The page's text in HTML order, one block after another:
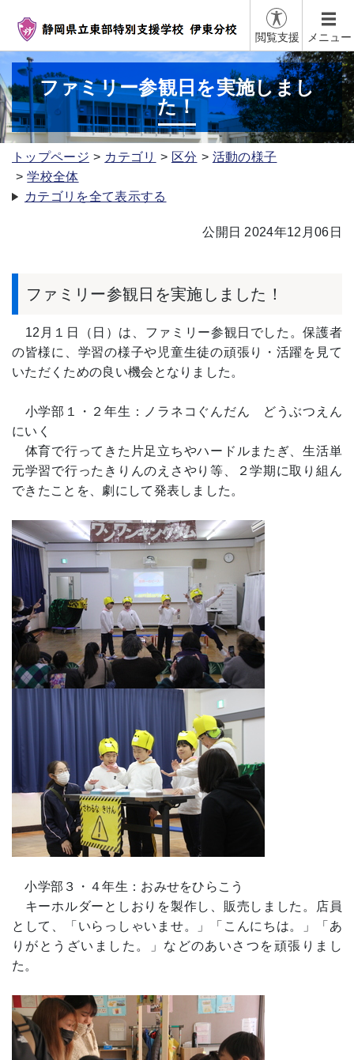
閲覧支援 メニュー
ファミリー参観日を実施しまし
た！
トップページ カテゴリ 区分
活動の様子
学校全体
カテゴリを全て表示する
公開日 2024年12月06日
ファミリー参観日を実施しました！
12月１日（日）は、ファミリー参観日でした。保護者
の皆様に、学習の様子や児童生徒の頑張り・活躍を見て
いただくための良い機会となりました。
小学部１・２年生：ノラネコぐんだん どうぶつえん
にいく
体育で行ってきた片足立ちやハードルまたぎ、生活単
元学習で行ったきりんのえさやり等、２学期に取り組ん
できたことを、劇にして発表しました。
小学部３・４年生：おみせをひらこう
キーホルダーとしおりを製作し、販売しました。店員
として、「いらっしゃいませ。」「こんにちは。」「あ
りがとうざいました。」などのあいさつを頑張りまし
た。